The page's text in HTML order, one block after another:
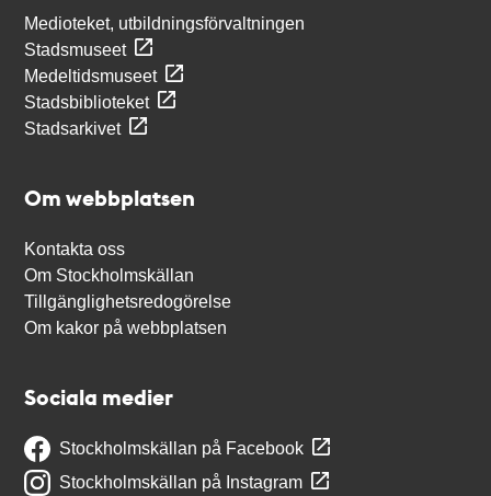
Medioteket, utbildningsförvaltningen
Stadsmuseet
Medeltidsmuseet
Stadsbiblioteket
Stadsarkivet
Om webbplatsen
Kontakta oss
Om Stockholmskällan
Tillgänglighetsredogörelse
Om kakor på webbplatsen
Sociala medier
Stockholmskällan på Facebook
Stockholmskällan på Instagram